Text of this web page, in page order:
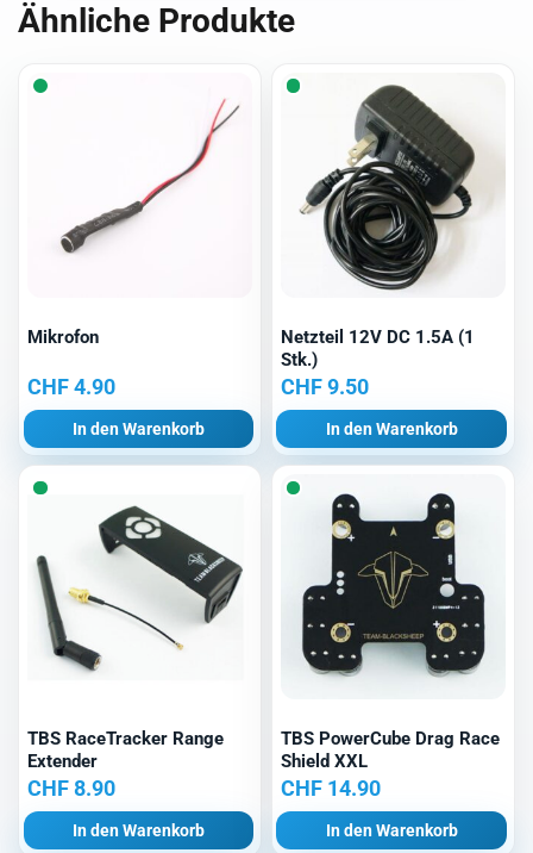
Ähnliche Produkte
Mikrofon
CHF4.90
In den Warenkorb
Netzteil 12V DC 1.5A (1
Stk.)
CHF9.50
In den Warenkorb
TBS RaceTracker Range
Extender
CHF8.90
In den Warenkorb
TBS PowerCube Drag Race
Shield XXL
CHF14.90
In den Warenkorb